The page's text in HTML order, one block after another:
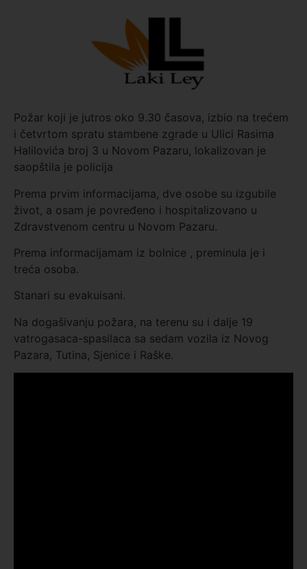
Požar koji je jutros oko 9.30 časova, izbio na trećem
i četvrtom spratu stambene zgrade u Ulici Rasima
Halilovića broj 3 u Novom Pazaru, lokalizovan je
saopštila je policija
Prema prvim informacijama, dve osobe su izgubile
život, a osam je povređeno i hospitalizovano u
Zdravstvenom centru u Novom Pazaru.
Prema informacijamam iz bolnice , preminula je i
treća osoba.
Stanari su evakuisani.
Na dogašivanju požara, na terenu su i dalje 19
vatrogasaca-spasilaca sa sedam vozila iz Novog
Pazara, Tutina, Sjenice i Raške.